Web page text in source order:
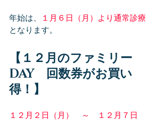
年始は、
１月６日（月）より通常診療
となります。
【１２月のファミリー
DAY　回数券がお買い
得！】
１２月２日（月）　～　１２月７日